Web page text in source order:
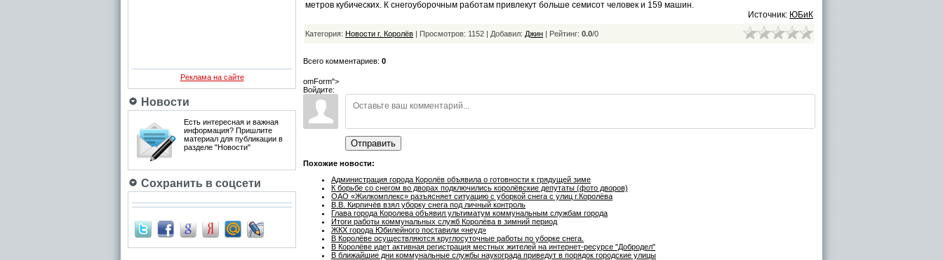
Реклама на сайте
Новости
Есть интересная и важная
информация? Пришлите
материал для публикации в
разделе "Новости"
Сохранить в соцсети
метров кубических. К снегоуборочным работам привлекут больше семисот человек и 159 машин.
Источник: ЮБиК
Категория: Новости г. Королёв | Просмотров: 1152 | Добавил: Джин | Рейтинг: 0.0/0
Всего комментариев: 0
omForm">
Войдите:
Отправить
Похожие новости:
Администрация города Королёв объявила о готовности к грядущей зиме
К борьбе со снегом во дворах подключились королёвские депутаты (фото дворов)
ОАО «Жилкомплекс» разъясняет ситуацию с уборкой снега с улиц г.Королёва
В.В. Кирпичёв взял уборку снега под личный контроль
Глава города Королева объявил ультиматум коммунальным службам города
Итоги работы коммунальных служб Королёва в зимний период
ЖКХ города Юбилейного поставили «неуд»
В Королёве осуществляются круглосуточные работы по уборке снега.
В Королёве идет активная регистрация местных жителей на интернет-ресурсе "Добродел"
В ближайшие дни коммунальные службы наукограда приведут в порядок городские улицы